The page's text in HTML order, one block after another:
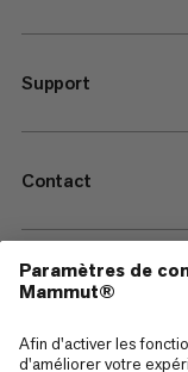
Support
Contact